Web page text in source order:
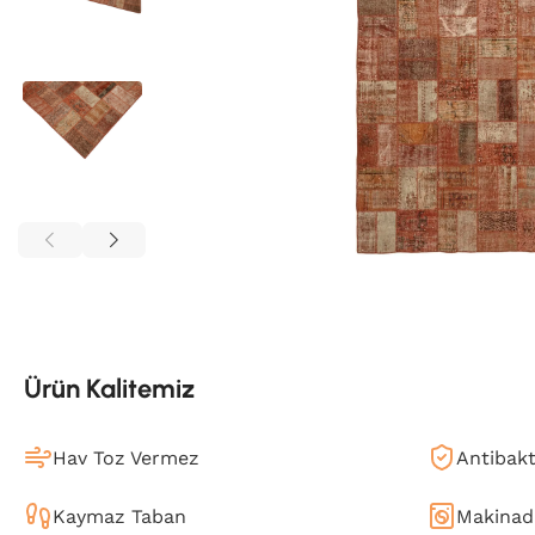
Ürün Kalitemiz
Hav Toz Vermez
Kaymaz Taban